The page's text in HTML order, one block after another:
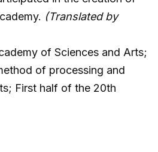
(Translated by
of Sciences and Arts;
of processing and
First half of the 20th